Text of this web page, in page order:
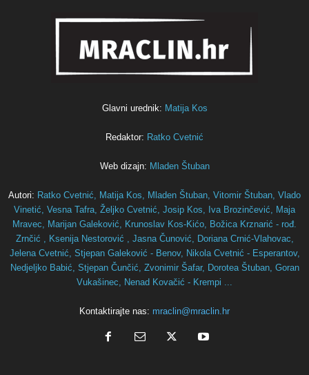
Glavni urednik: Matija Kos
Redaktor: Ratko Cvetnić
Web dizajn: Mladen Štuban
Autori: Ratko Cvetnić, Matija Kos, Mladen Štuban, Vitomir Štuban, Vlado
Vinetić, Vesna Tafra, Željko Cvetnić, Josip Kos, Iva Brozinčević,
Maja
Mravec, Marijan Galeković, Krunoslav Kos-Kićo, Božica Krznarić - rođ.
Zrnčić , Ksenija Nestorović , Jasna Čunović, Doriana Crnić-Vlahovac,
Jelena Cvetnić, Stjepan Galeković - Benov, Nikola Cvetnić - Esperantov,
Nedjeljko Babić, Stjepan Čunčić, Zvonimir Šafar, Dorotea Štuban, Goran
Vukašinec, Nenad Kovačić - Krempi ...
Kontaktirajte nas: mraclin@mraclin.hr